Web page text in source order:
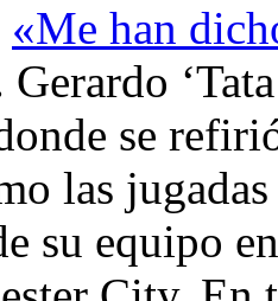
«Me han
Gerardo
se
las
su equipo